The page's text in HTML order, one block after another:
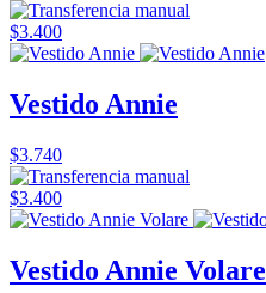
$3.400
Vestido Annie
$3.740
$3.400
Vestido Annie Volare